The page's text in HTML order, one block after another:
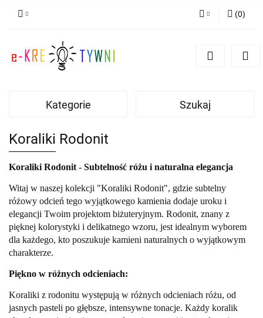
Zarejestruj się
(0)
Kategorie Szukaj
Koraliki Rodonit
Koraliki Rodonit - Subtelność różu i naturalna elegancja
Witaj w naszej kolekcji "Koraliki Rodonit", gdzie subtelny
różowy odcień tego wyjątkowego kamienia dodaje uroku i
elegancji Twoim projektom biżuteryjnym. Rodonit, znany z
pięknej kolorystyki i delikatnego wzoru, jest idealnym wyborem
dla każdego, kto poszukuje kamieni naturalnych o wyjątkowym
charakterze.
Piękno w różnych odcieniach:
Koraliki z rodonitu występują w różnych odcieniach różu, od
jasnych pasteli po głębsze, intensywne tonacje. Każdy koralik